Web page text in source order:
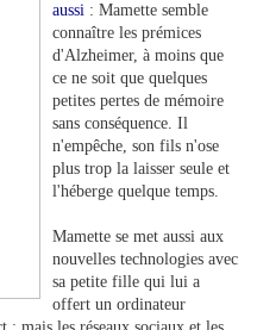
aussi : Mamette semble
connaître les prémices
d'Alzheimer, à moins que
ce ne soit que quelques
petites pertes de mémoire
sans conséquence. Il
n'empêche, son fils n'ose
plus trop la laisser seule et
l'héberge quelque temps.
Mamette se met aussi aux
nouvelles technologies avec
sa petite fille qui lui a
offert un ordinateur